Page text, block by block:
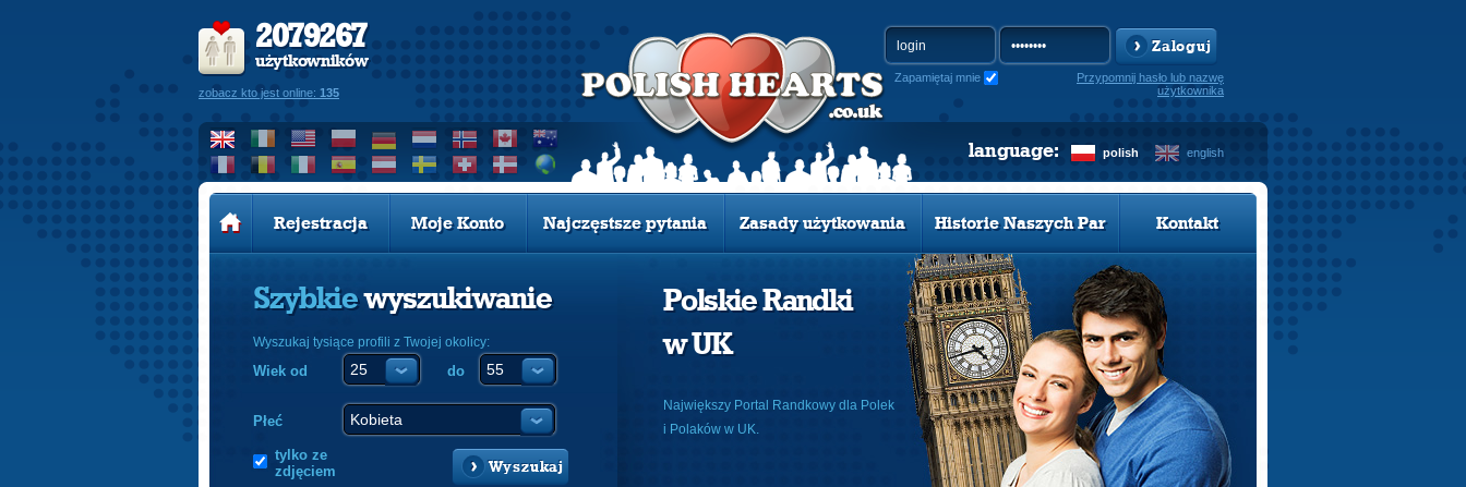
2079267
użytkowników
zobacz kto jest online: 135
Zaloguj
Zapamiętaj mnie
Przypomnij hasło lub nazwę
użytkownika
polish english
language:
Rejestracja Moje Konto Najczęstsze pytania Zasady użytkowania Historie Naszych Par Kontakt
Szybkiewyszukiwanie
Wyszukaj tysiące profili z Twojej okolicy:
Wiek od do
Płeć
tylko ze
zdjęciem
Wyszukaj
Polskie Randki
w UK
Największy Portal Randkowy dla Polek
i Polaków w UK.